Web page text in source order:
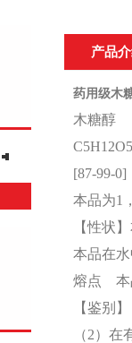
产品
药用级木
木糖醇
[87-99-0]
本品为1
【性状
本品在
熔点 本
【鉴别
（2）在